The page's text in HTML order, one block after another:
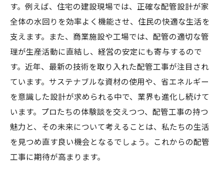
す。例えば、住宅の建設現場では、正確な配管設計が家
全体の水回りを効率よく機能させ、住民の快適な生活を
支えます。また、商業施設や工場では、配管の適切な管
理が生産活動に直結し、経営の安定にも寄与するので
す。近年、最新の技術を取り入れた配管工事が注目され
ています。サステナブルな資材の使用や、省エネルギー
を意識した設計が求められる中で、業界も進化し続けて
います。プロたちの体験談を交えつつ、配管工事の持つ
魅力と、その未来について考えることは、私たちの生活
を見つめ直す良い機会となるでしょう。これからの配管
工事に期待が高まります。